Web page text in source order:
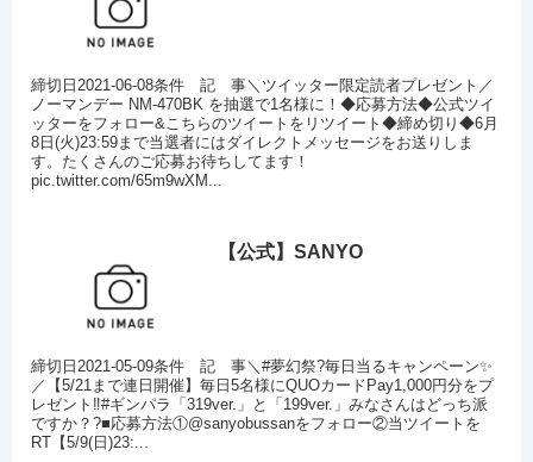
締切日2021-06-08条件 記 事＼ツイッター限定読者プレゼント／
ノーマンデー NM-470BK を抽選で1名様に！◆応募方法◆公式ツイ
ッターをフォロー&こちらのツイートをリツイート◆締め切り◆6月
8日(火)23:59まで当選者にはダイレクトメッセージをお送りしま
す。たくさんのご応募お待ちしてます！
pic.twitter.com/65m9wXM...
【公式】SANYO
締切日2021-05-09条件 記 事＼#夢幻祭?毎日当るキャンペーン✨
／【5/21まで連日開催】毎日5名様にQUOカードPay1,000円分をプ
レゼント‼️#ギンパラ「319ver.」と「199ver.」みなさんはどっち派
ですか？?■応募方法①@sanyobussanをフォロー②当ツイートを
RT【5/9(日)23:...